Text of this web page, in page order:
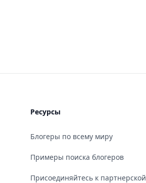
Ресурсы
Блогеры по всему миру
Примеры поиска блогеров
Присоединяйтесь к партнерской